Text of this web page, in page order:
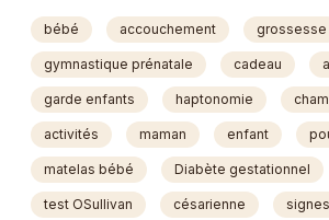
bébé accouchement grossesse
gymnastique prénatale cadeau
garde enfants haptonomie
activités maman enfant
matelas bébé Diabète gestationnel
test OSullivan césarienne signes